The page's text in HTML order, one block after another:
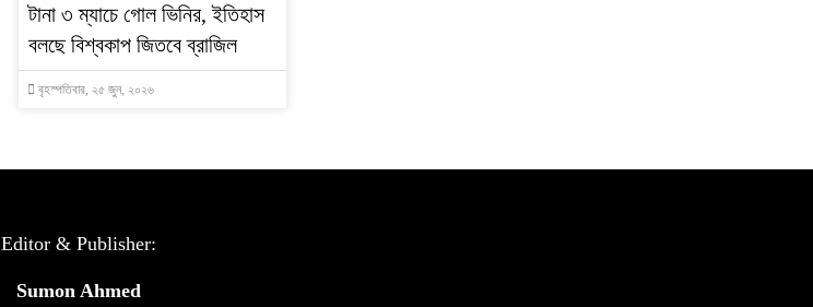
টানা ৩ ম্যাচে গোল ভিনির, ইতিহাস
বলছে বিশ্বকাপ জিতবে ব্রাজিল
বৃহস্পতিবার, ২৫ জুন, ২০২৬
Editor & Publisher:
Sumon Ahmed